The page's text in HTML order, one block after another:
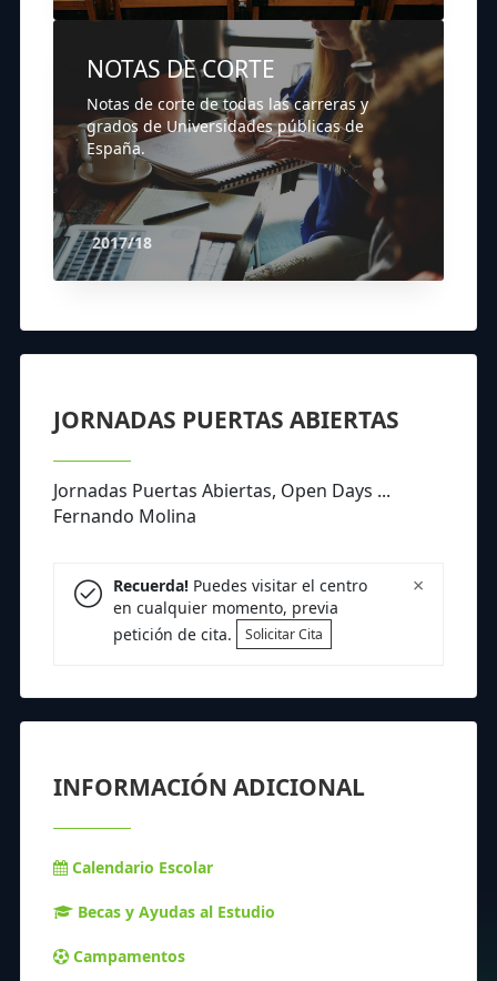
NOTAS DE CORTE
Notas de corte de todas las carreras y
grados de Universidades públicas de
España.
2017/18
JORNADAS PUERTAS ABIERTAS
Jornadas Puertas Abiertas, Open Days ...
Fernando Molina
×
Recuerda!Puedes visitar el centro
en cualquier momento, previa
petición de cita.
Solicitar Cita
INFORMACIÓN ADICIONAL
Calendario Escolar
Becas y Ayudas al Estudio
Campamentos